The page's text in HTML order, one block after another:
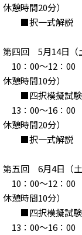
休憩時間20分）
■択一式解説
第四回 5月14日（
10：00～12：
休憩時間10分）
■四択模擬試験
13：00～16：
休憩時間20分）
■択一式解説
第五回 6月4日（
10：00～12：
休憩時間10分）
■四択模擬試験
13：00～16：